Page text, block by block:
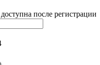
после регистрации